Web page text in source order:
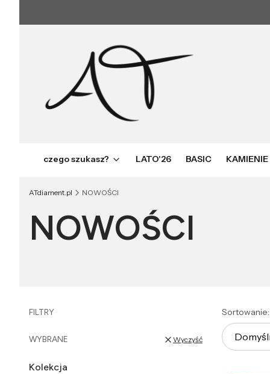
czego szukasz? LATO'26 BASIC KAMIENIE
ATdiament.pl NOWOŚCI
NOWOŚCI
FILTRY
WYBRANE Wyczyść
Kolekcja
Lista
Sortowanie: